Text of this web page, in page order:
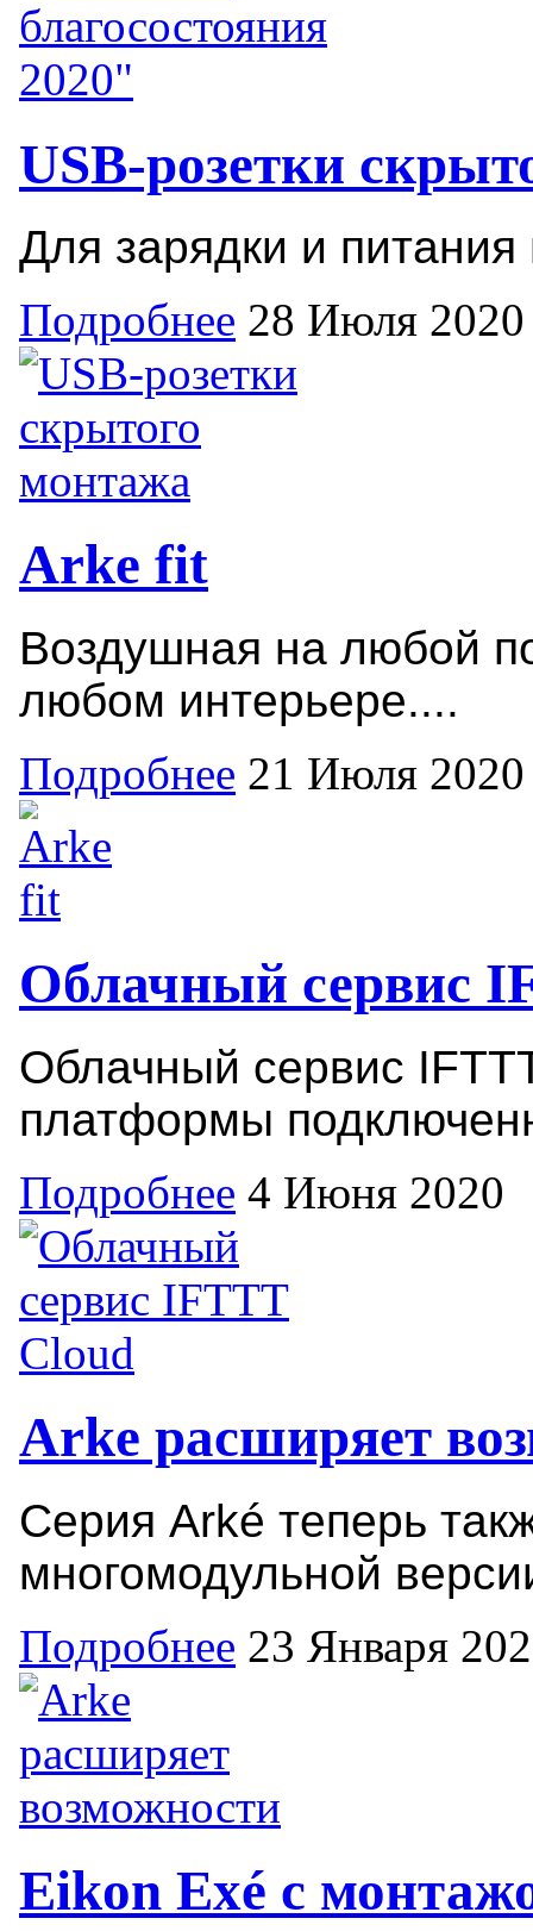
USB-розетки
Для зарядки и питания
Подробнее 28 Июля 2020
Arke fit
Воздушная на любой
любом интерьере....
Подробнее 21 Июля 2020
Облачный сервис
Облачный сервис
платформы
Подробнее 4 Июня 2020
Arke расширяет
Серия Arké теперь
многомодульной
Подробнее 23 Января
Eikon Exé с